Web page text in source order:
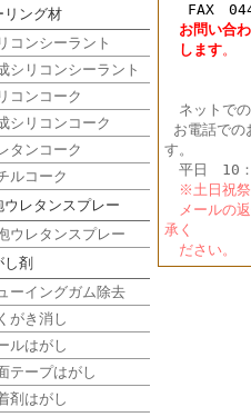
リング材
コンシーラント
シリコンシーラント
コンコーク
シリコンコーク
タンコーク
ルコーク
ウレタンスプレー
ウレタンスプレー
し剤
ーイングガム除去
がき消し
ルはがし
テープはがし
剤はがし
FAX
お問い合
し ます。
ネットでの
お電話での
す。
平日 10：
※土日祝祭
メールの返
承く
ださい。